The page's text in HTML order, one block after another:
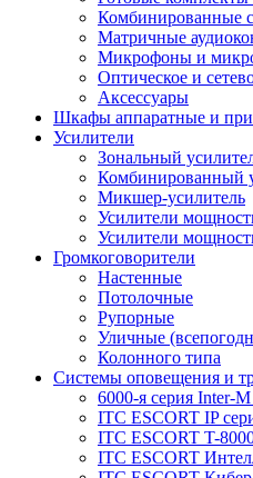
Комбинированные
Матричные
Микрофоны и
Оптическое и
Аксессуары
Шкафы аппаратные и
Усилители
Зональный
Комбинированный
Микшер-усилитель
Усилители
Усилители
Громкоговорители
Настенные
Потолочные
Рупорные
Уличные
Колонного типа
Системы оповещения и
6000-я серия Inter-
ITC ESCORT IP
ITC ESCORT T-
ITC ESCORT